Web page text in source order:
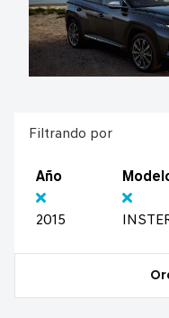
Filtrando por
Año
2015